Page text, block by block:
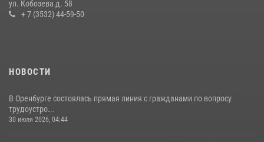
11 июля 2026, 12:22
ул. Кобозева д. 58
+ 7 (3532) 44-59-50
НОВОСТИ
В Оренбурге состоялась прямая линия с гражданами по вопросу
трудоустро...
30 июля 2026, 04:44